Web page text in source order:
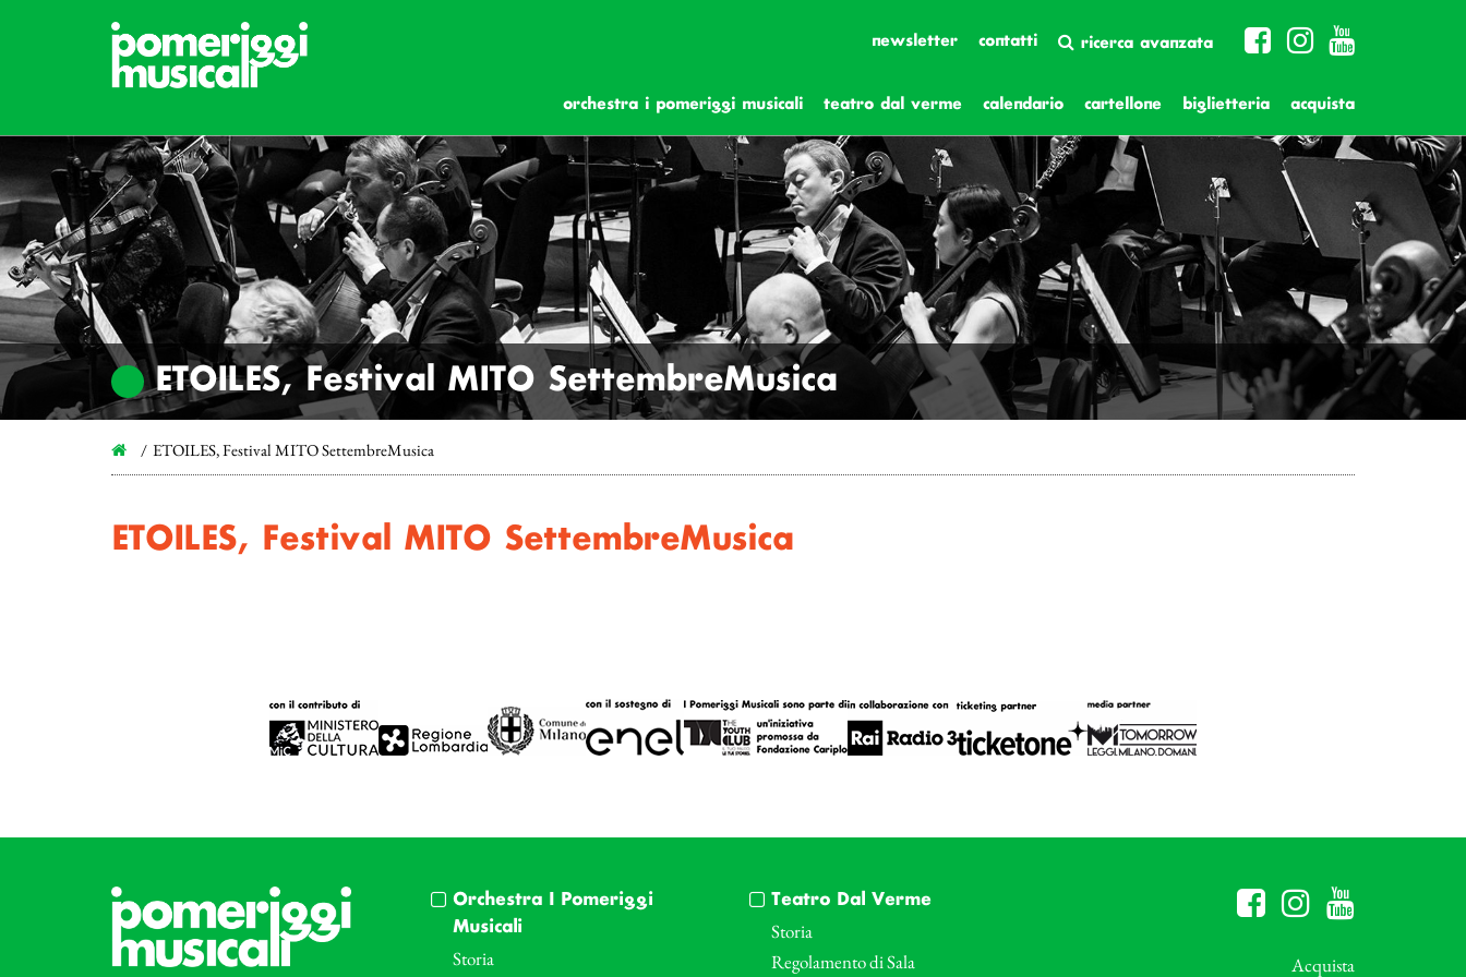
newsletter contatti ricerca avanzata
orchestra i pomeriggi musicali teatro dal verme calendario cartellone biglietteria acquista
ETOILES, Festival MITO SettembreMusica
ETOILES, Festival MITO SettembreMusica
ETOILES, Festival MITO SettembreMusica
Orchestra I Pomeriggi
Musicali
Storia
Teatro Dal Verme
Storia
Regolamento di Sala
Acquista